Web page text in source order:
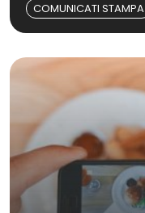
COMUNICATI STAMPA